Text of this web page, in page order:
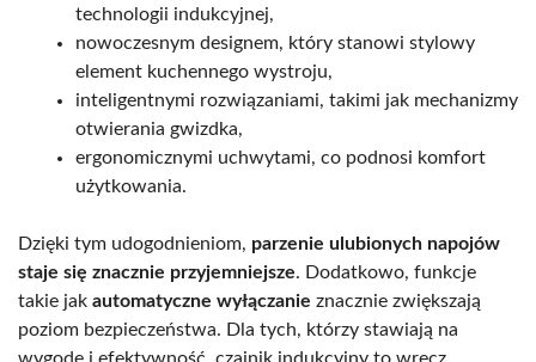
technologii indukcyjnej,
nowoczesnym designem, który stanowi stylowy
element kuchennego wystroju,
inteligentnymi rozwiązaniami, takimi jak mechanizmy
otwierania gwizdka,
ergonomicznymi uchwytami, co podnosi komfort
użytkowania.
Dzięki tym udogodnieniom, parzenie ulubionych napojów
staje się znacznie przyjemniejsze. Dodatkowo, funkcje
takie jak automatyczne wyłączanie znacznie zwiększają
poziom bezpieczeństwa. Dla tych, którzy stawiają na